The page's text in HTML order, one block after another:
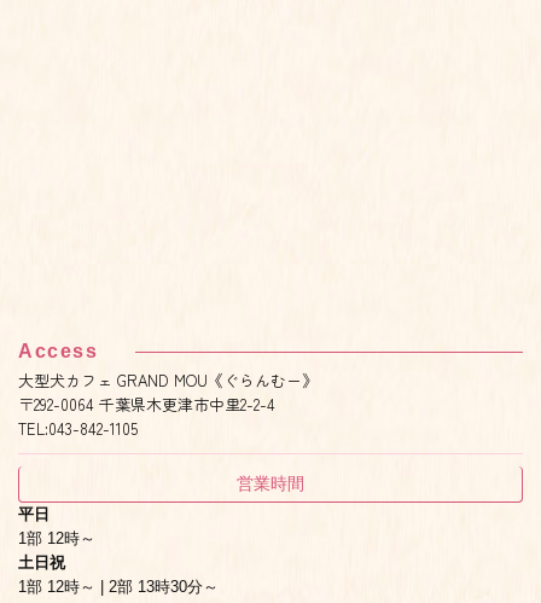
Access
大型犬カフェ GRAND MOU《ぐらんむー》
〒292-0064 千葉県木更津市中里2-2-4
TEL:043-842-1105
営業時間
平日
1部 12時～
土日祝
1部 12時～ | 2部 13時30分～